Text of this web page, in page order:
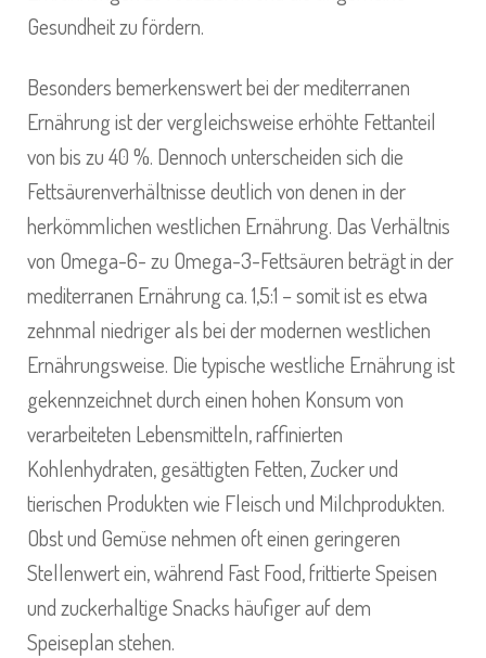
Gesundheit zu fördern.
Besonders bemerkenswert bei der mediterranen
Ernährung ist der vergleichsweise erhöhte Fettanteil
von bis zu 40 %. Dennoch unterscheiden sich die
Fettsäurenverhältnisse deutlich von denen in der
herkömmlichen westlichen Ernährung. Das Verhältnis
von Omega-6- zu Omega-3-Fettsäuren beträgt in der
mediterranen Ernährung ca. 1,5:1 – somit ist es etwa
zehnmal niedriger als bei der modernen westlichen
Ernährungsweise. Die typische westliche Ernährung ist
gekennzeichnet durch einen hohen Konsum von
verarbeiteten Lebensmitteln, raffinierten
Kohlenhydraten, gesättigten Fetten, Zucker und
tierischen Produkten wie Fleisch und Milchprodukten.
Obst und Gemüse nehmen oft einen geringeren
Stellenwert ein, während Fast Food, frittierte Speisen
und zuckerhaltige Snacks häufiger auf dem
Speiseplan stehen.